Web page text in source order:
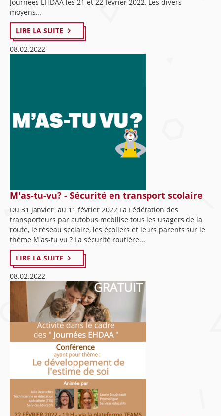
Journées EHDAA les 21 et 22 février 2022. Les divers
moyens...
LIRE LA SUITE
08.02.2022
M'as-tu-vu? - Sécurité en transport scolaire
Du 31 janvier au 11 février 2022 La Fédération des
transporteurs par autobus mobilise tous les usagers de la
route, le réseau scolaire, les écoliers et leurs parents sur le
thème M'as-tu vu ? La sécurité routière...
LIRE LA SUITE
08.02.2022